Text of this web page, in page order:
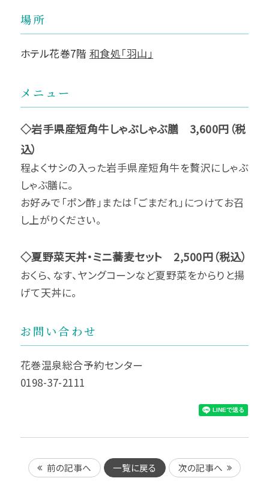
場所
ホテル花巻7階 和食処「羽山」
メニュー
◇岩手県産短角牛しゃぶしゃぶ膳 3,600円（税
込）
程よくサシの入った岩手県産短角牛を贅沢にしゃぶ
しゃぶ膳に。
お好みで「ポン酢」または「ごまだれ」につけてお召
し上がりください。
◇夏野菜天丼・ミニ蕎麦セット 2,500円（税込）
おくら、なす、ヤングコーンなど夏野菜をからりと揚
げて天丼に。
お問い合わせ
花巻温泉総合予約センター
0198-37-2111
前の記事へ 一覧に戻る 次の記事へ